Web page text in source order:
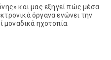
και μας εξηγεί πώς μέσα
όργανα ενώνει την
μοναδικά ηχοτοπία.